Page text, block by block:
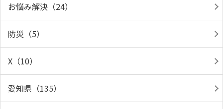
お悩み解決（24）
防災（5）
X（10）
愛知県（135）